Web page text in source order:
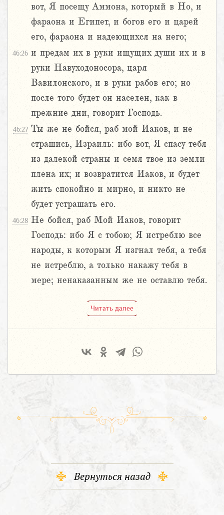
вот, Я посещу Аммона, который в Но, и
фараона и Египет, и богов его и царей
его, фараона и надеющихся на него;
46:26 и предам их в руки ищущих души их и в
руки Навуходоносора, царя
Вавилонского, и в руки рабов его; но
после того будет он населен, как в
прежние дни, говорит Господь.
46:27 Ты же не бойся, раб мой Иаков, и не
страшись, Израиль: ибо вот, Я спасу тебя
из далекой страны и семя твое из земли
плена их; и возвратится Иаков, и будет
жить спокойно и мирно, и никто не
будет устрашать его.
46:28 Не бойся, раб Мой Иаков, говорит
Господь: ибо Я с тобою; Я истреблю все
народы, к которым Я изгнал тебя, а тебя
не истреблю, а только накажу тебя в
мере; ненаказанным же не оставлю тебя.
Читать далее
Вернуться назад